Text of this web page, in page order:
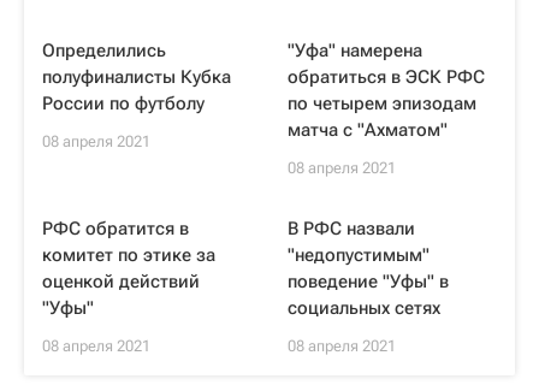
Определились
полуфиналисты Кубка
России по футболу
08 апреля 2021
"Уфа" намерена
обратиться в ЭСК РФС
по четырем эпизодам
матча с "Ахматом"
08 апреля 2021
РФС обратится в
комитет по этике за
оценкой действий
"Уфы"
08 апреля 2021
В РФС назвали
"недопустимым"
поведение "Уфы" в
социальных сетях
08 апреля 2021